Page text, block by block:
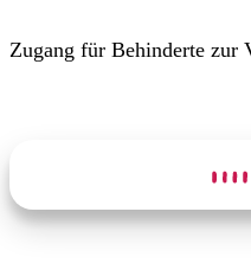
Zugang für Behinderte zur